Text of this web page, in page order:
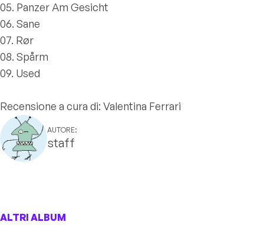
05. Panzer Am Gesicht
06. Sane
07. Rør
08. Spårm
09. Used
Recensione a cura di: Valentina Ferrari
AUTORE:
staff
ALTRI ALBUM